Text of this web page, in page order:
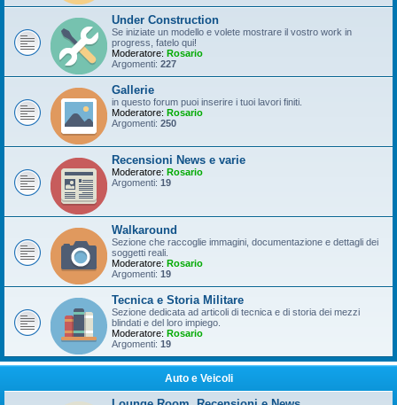
Under Construction
Se iniziate un modello e volete mostrare il vostro work in
progress, fatelo qui!
Moderatore: Rosario
Argomenti: 227
Gallerie
in questo forum puoi inserire i tuoi lavori finiti.
Moderatore: Rosario
Argomenti: 250
Recensioni News e varie
Moderatore: Rosario
Argomenti: 19
Walkaround
Sezione che raccoglie immagini, documentazione e dettagli dei
soggetti reali.
Moderatore: Rosario
Argomenti: 19
Tecnica e Storia Militare
Sezione dedicata ad articoli di tecnica e di storia dei mezzi
blindati e del loro impiego.
Moderatore: Rosario
Argomenti: 19
Auto e Veicoli